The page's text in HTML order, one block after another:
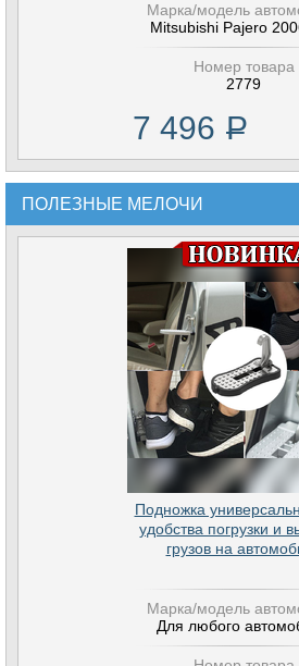
Марка/модель
Mitsubishi Pajero
Номер товара
2779
7 496 Р
ПОЛЕЗНЫЕ МЕЛОЧИ
Подножка
удобства погрузки и
грузов на
Марка/модель
Для любого